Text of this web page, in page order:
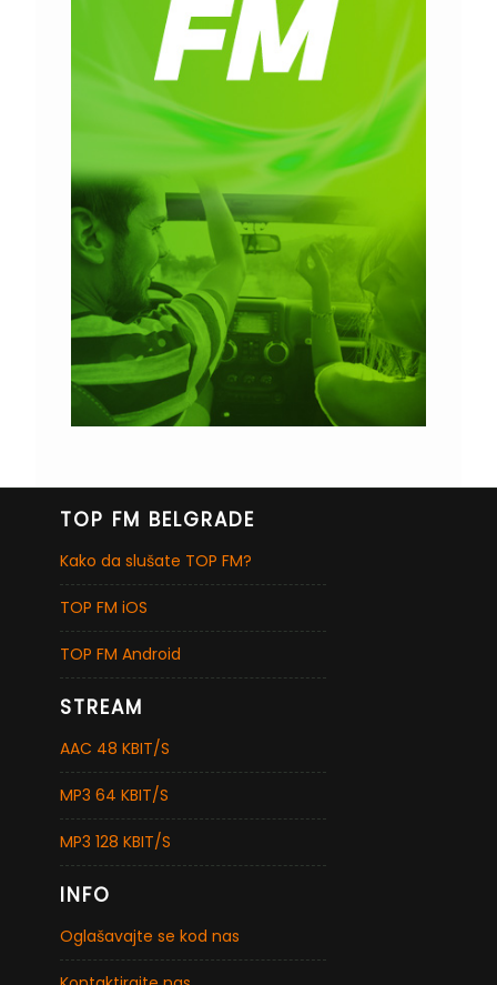
TOP FM BELGRADE
Kako da slušate TOP FM?
TOP FM iOS
TOP FM Android
STREAM
AAC 48 KBIT/S
MP3 64 KBIT/S
MP3 128 KBIT/S
INFO
Oglašavajte se kod nas